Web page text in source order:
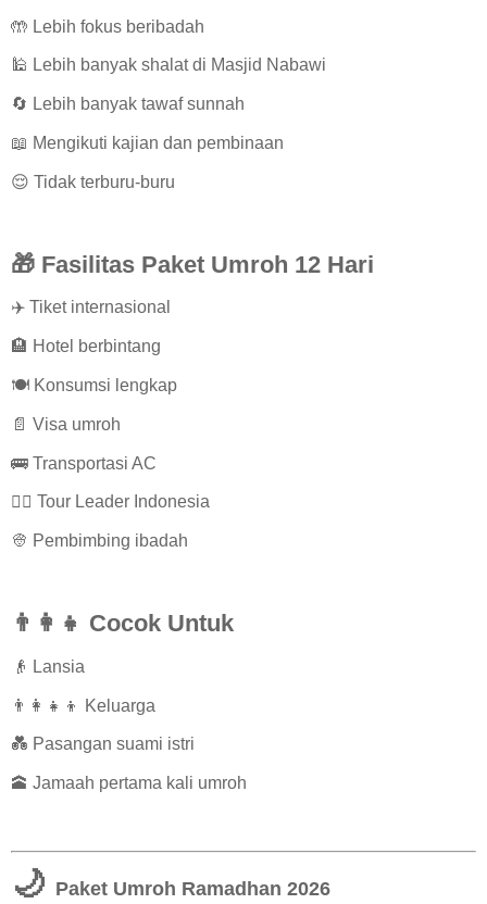
🤲 Lebih fokus beribadah
🕌 Lebih banyak shalat di Masjid Nabawi
🔄 Lebih banyak tawaf sunnah
📖 Mengikuti kajian dan pembinaan
😌 Tidak terburu-buru
🎁 Fasilitas Paket Umroh 12 Hari
✈️ Tiket internasional
🏨 Hotel berbintang
🍽️ Konsumsi lengkap
📄 Visa umroh
🚌 Transportasi AC
👨‍✈️ Tour Leader Indonesia
👳 Pembimbing ibadah
👨‍👩‍👧 Cocok Untuk
👴 Lansia
👨‍👩‍👧‍👦 Keluarga
💑 Pasangan suami istri
🕋 Jamaah pertama kali umroh
🌙 Paket Umroh Ramadhan 2026